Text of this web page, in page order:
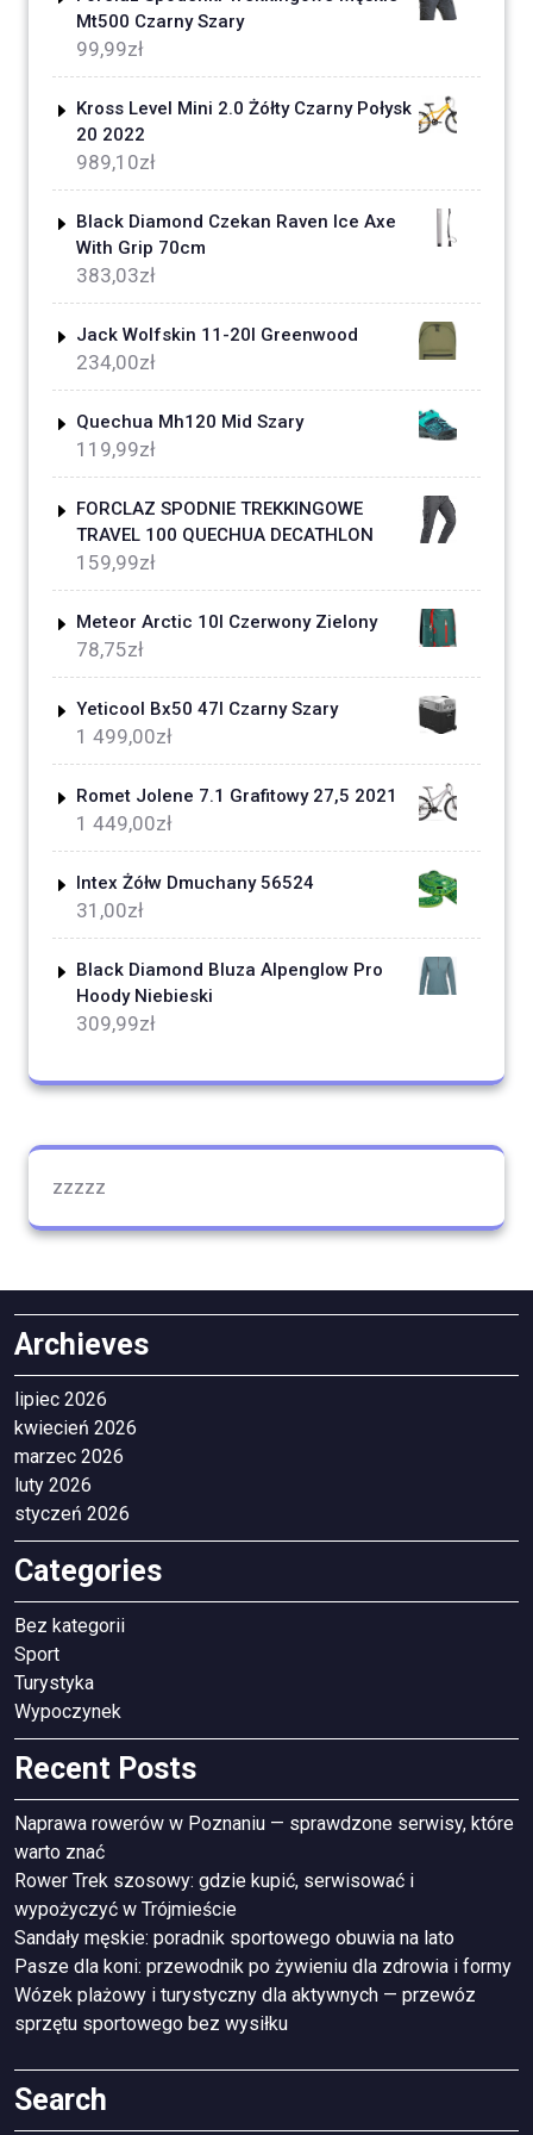
Mt500 Czarny Szary
99,99zł
Kross Level Mini 2.0 Żółty Czarny Połysk
20 2022
989,10zł
Black Diamond Czekan Raven Ice Axe
With Grip 70cm
383,03zł
Jack Wolfskin 11-20l Greenwood
234,00zł
Quechua Mh120 Mid Szary
119,99zł
FORCLAZ SPODNIE TREKKINGOWE
TRAVEL 100 QUECHUA DECATHLON
159,99zł
Meteor Arctic 10l Czerwony Zielony
78,75zł
Yeticool Bx50 47l Czarny Szary
1 499,00zł
Romet Jolene 7.1 Grafitowy 27,5 2021
1 449,00zł
Intex Żółw Dmuchany 56524
31,00zł
Black Diamond Bluza Alpenglow Pro
Hoody Niebieski
309,99zł
zzzzz
Archieves
lipiec 2026
kwiecień 2026
marzec 2026
luty 2026
styczeń 2026
Categories
Bez kategorii
Sport
Turystyka
Wypoczynek
Recent Posts
Naprawa rowerów w Poznaniu — sprawdzone serwisy, które
warto znać
Rower Trek szosowy: gdzie kupić, serwisować i
wypożyczyć w Trójmieście
Sandały męskie: poradnik sportowego obuwia na lato
Pasze dla koni: przewodnik po żywieniu dla zdrowia i formy
Wózek plażowy i turystyczny dla aktywnych — przewóz
sprzętu sportowego bez wysiłku
Search